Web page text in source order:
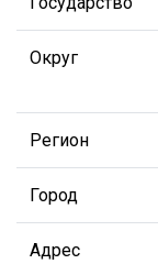
Округ
Регион
Город
Адрес